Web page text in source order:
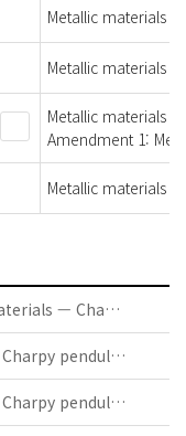
Metallic materials
Metallic materials
Metallic materials
Amendment 1:
Metallic materials
ISO 148-1:2006/DAmd 1 - Metallic materials — Charpy pendulum impact test — Part 1: Test method — Amendment 1: Measurement uncertainty of an absorbed energy value, KV
ISO/DIS 148-2 - Metallic materials — Charpy pendulum impact test — Part 2: Verification of testing machines
ISO/DIS 148-3 - Metallic materials — Charpy pendulum impact test — Part 3: Preparation and characterization of Charpy V-notch reference certified test pieces for indirect verification of pendulum impact testing machines